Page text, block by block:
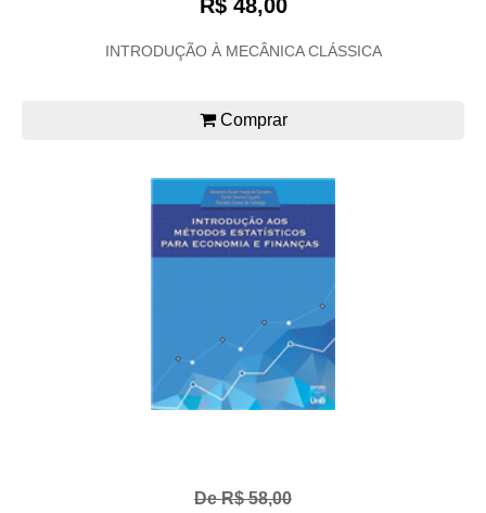
R$ 48,00
INTRODUÇÃO À MECÂNICA CLÁSSICA
Comprar
De R$ 58,00